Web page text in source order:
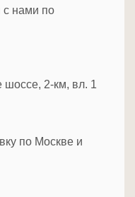
с нами по
шоссе, 2-км, вл. 1
по Москве и